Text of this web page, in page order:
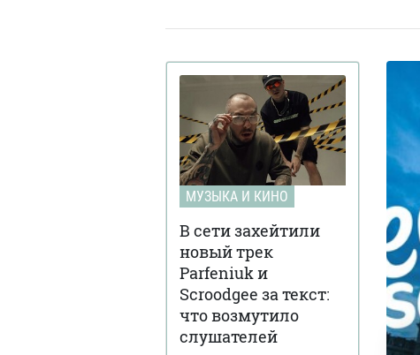
МУЗЫКА И КИНО
В сети захейтили
новый трек
Parfeniuk и
Scroodgee за текст:
что возмутило
слушателей